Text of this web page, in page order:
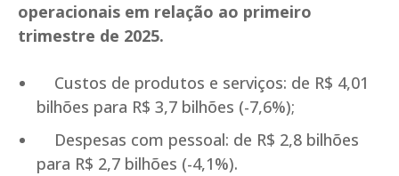
operacionais em relação ao primeiro
trimestre de 2025.
Custos de produtos e serviços: de R$ 4,01
bilhões para R$ 3,7 bilhões (-7,6%);
Despesas com pessoal: de R$ 2,8 bilhões
para R$ 2,7 bilhões (-4,1%).